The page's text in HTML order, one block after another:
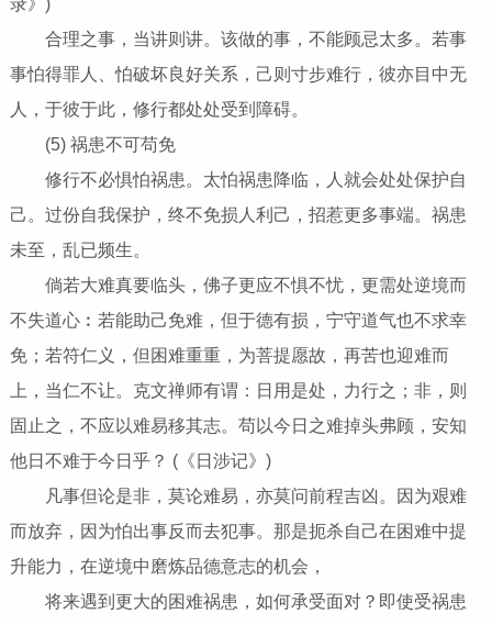
合理之事，当讲则讲。该做的事，不能顾忌太多。若事
事怕得罪人、怕破坏良好关系，己则寸步难行，彼亦目中无
人，于彼于此，修行都处处受到障碍。
(5) 祸患不可苟免
修行不必惧怕祸患。太怕祸患降临，人就会处处保护自
己。过份自我保护，终不免损人利己，招惹更多事端。祸患
未至，乱已频生。
倘若大难真要临头，佛子更应不惧不忧，更需处逆境而
不失道心︰若能助己免难，但于德有损，宁守道气也不求幸
免；若符仁义，但困难重重，为菩提愿故，再苦也迎难而
上，当仁不让。克文禅师有谓：日用是处，力行之；非，则
固止之，不应以难易移其志。苟以今日之难掉头弗顾，安知
他日不难于今日乎？ (《日涉记》)
凡事但论是非，莫论难易，亦莫问前程吉凶。因为艰难
而放弃，因为怕出事反而去犯事。那是扼杀自己在困难中提
升能力，在逆境中磨炼品德意志的机会，
将来遇到更大的困难祸患，如何承受面对？即使受祸患